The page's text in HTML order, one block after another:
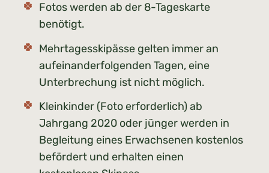
Fotos werden ab der 8-Tageskarte
benötigt.
Mehrtagesskipässe gelten immer an
aufeinanderfolgenden Tagen, eine
Unterbrechung ist nicht möglich.
Kleinkinder (Foto erforderlich) ab
Jahrgang 2020 oder jünger werden in
Begleitung eines Erwachsenen kostenlos
befördert und erhalten einen